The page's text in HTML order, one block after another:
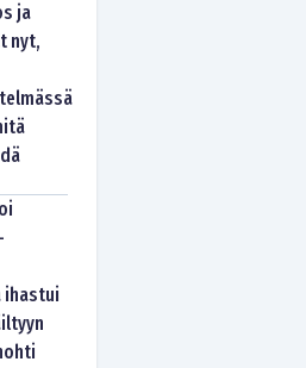
ja
nyt,
ihastui